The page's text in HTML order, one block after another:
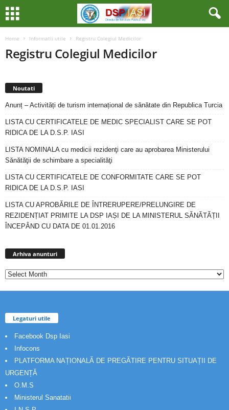
Home Informatii utile Registru Colegiul Medicilor
Registru Colegiul Medicilor
Noutati
Anunț – Activități de turism internațional de sănătate din Republica Turcia
LISTA CU CERTIFICATELE DE MEDIC SPECIALIST CARE SE POT
RIDICA DE LA D.S.P. IASI
LISTA NOMINALA cu medicii rezidenţi care au aprobarea Ministerului
Sănătăţii de schimbare a specialităţi
LISTA CU CERTIFICATELE DE CONFORMITATE CARE SE POT
RIDICA DE LA D.S.P. IASI
LISTA CU APROBĂRILE DE ÎNTRERUPERE/PRELUNGIRE DE
REZIDENȚIAT PRIMITE LA DSP IAȘI DE LA MINISTERUL SĂNĂTĂȚII
ÎNCEPÂND CU DATA DE 01.01.2016
Arhiva anunturi
Legaturi utile
Facebook Dsp Iasi
Infocons
PLATFORMA NAȚIONALĂ DE PREGĂTIRE PENTRU SITUAȚII DE
URGENȚĂ
O.M.S
Ministerul Sanatatii